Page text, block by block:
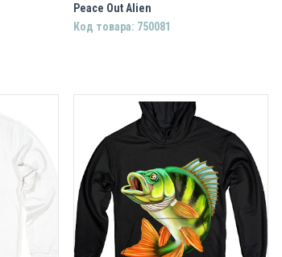
Peace Out Alien
Код товара: 750081